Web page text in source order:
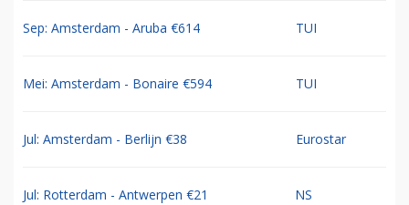
Sep: Amsterdam - Aruba €614 TUI
Mei: Amsterdam - Bonaire €594 TUI
Jul: Amsterdam - Berlijn €38 Eurostar
Jul: Rotterdam - Antwerpen €21 NS